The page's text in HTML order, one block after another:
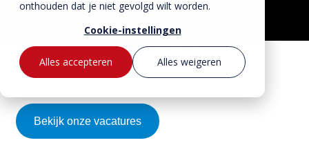
onthouden dat je niet gevolgd wilt worden.
Cookie-instellingen
Alles accepteren
Alles weigeren
Werken bij Vebo
Gevelbanden
Raamdorpels
Kozijnkaders
Spekbanden
Raamdorpels
Vogelstenen
Geveldragers
Borstweringssteunen
Werken bij Vebo
MVO
Downloads
Certificaten
Verwerkingsadviezen
Prestatieverklaringen
CO2 footprints
Documentatie
Contact met Vebo
Offerte aanvragen
Contactpersonen
bouwindustrie
Bekijk onze vacatures